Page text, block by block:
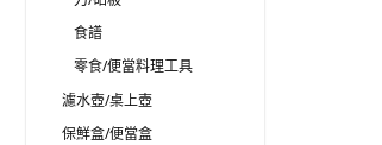
食譜
零食/便當料理工具
濾水壺/桌上壺
保鮮盒/便當盒